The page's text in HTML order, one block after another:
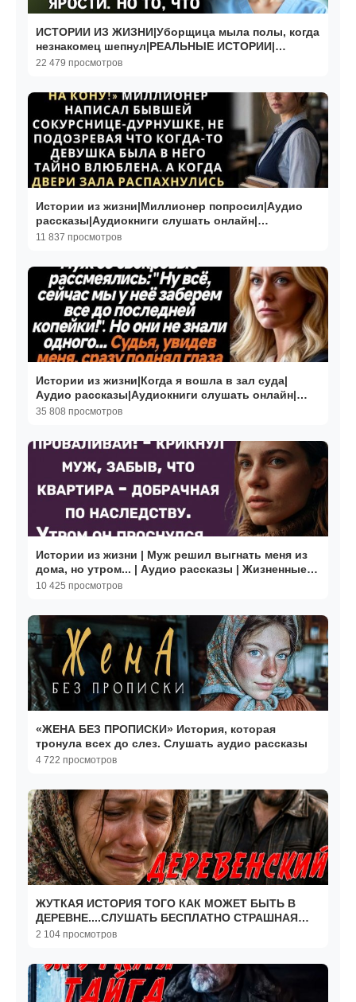
ИСТОРИИ ИЗ ЖИЗНИ|Уборщица мыла полы, когда
незнакомец шепнул|РЕАЛЬНЫЕ ИСТОРИИ|
ЖИЗНЕННЫЕ ИСТОРИИ
22 479 просмотров
Истории из жизни|Миллионер попросил|Аудио
рассказы|Аудиокниги слушать онлайн|
Жизненные истории
11 837 просмотров
Истории из жизни|Когда я вошла в зал суда|
Аудио рассказы|Аудиокниги слушать онлайн|
Жизненные истории
35 808 просмотров
Истории из жизни | Муж решил выгнать меня из
дома, но утром... | Аудио рассказы | Жизненные
истории
10 425 просмотров
«ЖЕНА БЕЗ ПРОПИСКИ» История, которая
тронула всех до слез. Слушать аудио рассказы
4 722 просмотров
ЖУТКАЯ ИСТОРИЯ ТОГО КАК МОЖЕТ БЫТЬ В
ДЕРЕВНЕ....СЛУШАТЬ БЕСПЛАТНО СТРАШНАЯ
ИСТОРИЯ ИЗ ЖИЗНИ.
2 104 просмотров